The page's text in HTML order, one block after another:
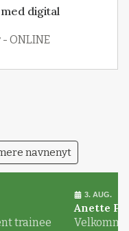
digital
ONLINE
navnenyt
trainee
3. AUG.
Anette